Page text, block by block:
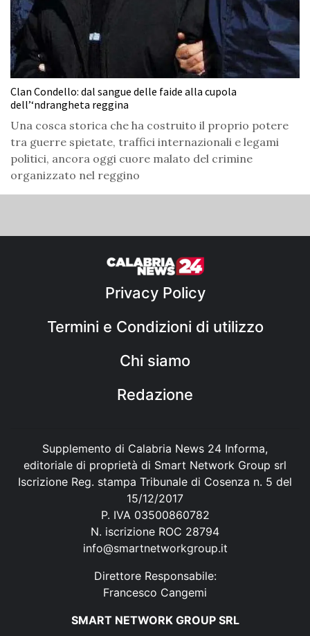
Clan Condello: dal sangue delle faide alla cupola
dell’‘ndrangheta reggina
Una cosca storica che ha costruito il proprio potere
tra guerre spietate, traffici internazionali e legami
politici, ancora oggi cuore malato del crimine
organizzato nel reggino
Privacy Policy
Termini e Condizioni di utilizzo
Chi siamo
Redazione
Supplemento di Calabria News 24 Informa,
editoriale di proprietà di Smart Network Group srl
Iscrizione Reg. stampa Tribunale di Cosenza n. 5 del
15/12/2017
P. IVA 03500860782
N. iscrizione ROC 28794
info@smartnetworkgroup.it
Direttore Responsabile:
Francesco Cangemi
SMART NETWORK GROUP SRL